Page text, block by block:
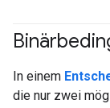
In einem
die nur zwei